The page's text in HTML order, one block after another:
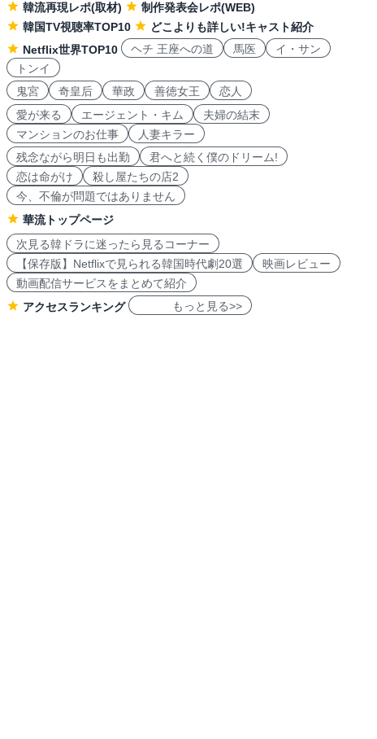
韓流再現レポ(取材)
制作発表会レポ(WEB)
韓国TV視聴率TOP10
どこよりも詳しい!キャスト紹介
Netflix世界TOP10
ヘチ 王座への道 馬医
イ・サン
トンイ
鬼宮
奇皇后 華政 善徳女王
恋人
愛が来る
エージェント・キム
夫婦の結末
マンションのお仕事
人妻キラー
残念ながら明日も出勤
君へと続く僕のドリーム!
恋は命がけ
殺し屋たちの店2
今、不倫が問題ではありません
華流トップページ
次見る韓ドラに迷ったら見るコーナー
【保存版】Netflixで見られる韓国時代劇20選
映画レビュー
動画配信サービスをまとめて紹介
アクセスランキング
もっと見る>>